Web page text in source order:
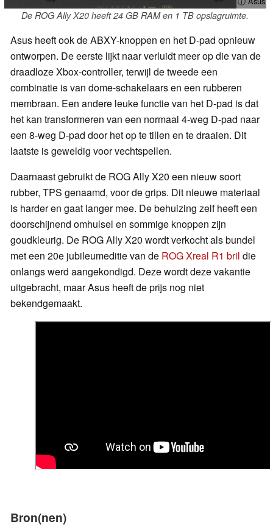
De ROG Ally X20 heeft 24 GB RAM en 1 TB opslagruimte.
Asus heeft ook de ABXY-knoppen en het D-pad opnieuw
ontworpen. De eerste lijkt naar verluidt meer op die van de
draadloze Xbox-controller, terwijl de tweede een
combinatie is van dome-schakelaars en een rubberen
membraan. Een andere leuke functie van het D-pad is dat
het kan transformeren van een normaal 4-weg D-pad naar
een 8-weg D-pad door het op te tillen en te draaien. Dit
laatste is geweldig voor vechtspellen.
Daarnaast gebruikt de ROG Ally X20 een nieuw soort
rubber, TPS genaamd, voor de grips. Dit nieuwe materiaal
is harder en gaat langer mee. De behuizing zelf heeft een
doorschijnend omhulsel en sommige knoppen zijn
goudkleurig. De ROG Ally X20 wordt verkocht als bundel
met een 20e jubileumeditie van de ROG Xreal R1 bril die
onlangs werd aangekondigd. Deze wordt deze vakantie
uitgebracht, maar Asus heeft de prijs nog niet
bekendgemaakt.
Bron(nen)